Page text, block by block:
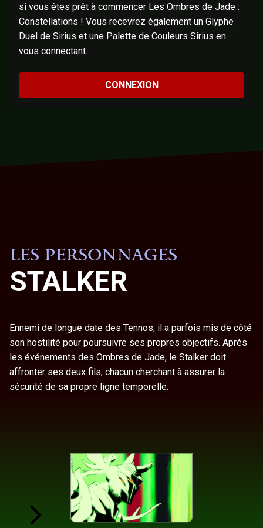
si vous êtes prêt à commencer Les Ombres de Jade :
Constellations ! Vous recevrez également un Glyphe
Duel de Sirius et une Palette de Couleurs Sirius en
vous connectant.
CONNEXION
LES PERSONNAGES
STALKER
Ennemi de longue date des Tennos, il a parfois mis de côté
son hostilité pour poursuivre ses propres objectifs. Après
les événements des Ombres de Jade, le Stalker doit
affronter ses deux fils, chacun cherchant à assurer la
sécurité de sa propre ligne temporelle.